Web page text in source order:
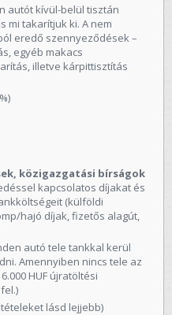
autót kívül-belül tisztán
mi takarítjuk ki. A nem
eredő szennyeződések –
egyéb makacs
illetve kárpittisztítás
közigazgatási bírságok
kapcsolatos díjakat és
(külföldi
hajó díjak, fizetős alagút,
autó tele tankkal kerül
Amennyiben nincs tele az
HUF újratöltési
lásd lejjebb)